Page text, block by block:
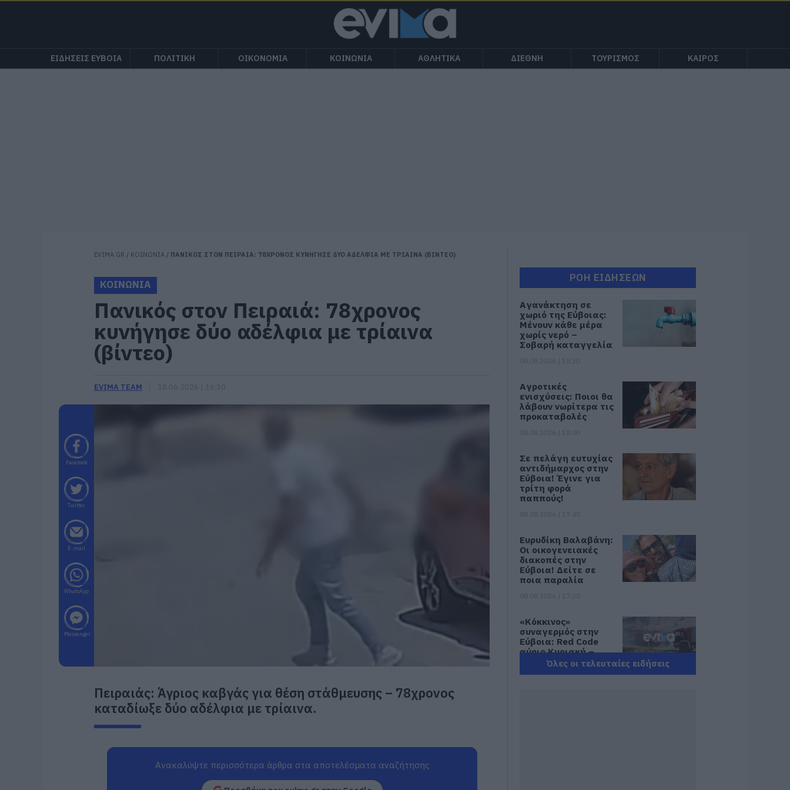
ΕΙΔΗΣΕΙΣ ΕΥΒΟΙΑ ΠΟΛΙΤΙΚΗ ΟΙΚΟΝΟΜΙΑ ΚΟΙΝΩΝΙΑ ΑΘΛΗΤΙΚΑ ΔΙΕΘΝΗ ΤΟΥΡΙΣΜΟΣ ΚΑΙΡΟΣ
EVIMA.GR / ΚΟΙΝΩΝΙΑ / ΠΑΝΙΚΟΣ ΣΤΟΝ ΠΕΙΡΑΙΑ: 78ΧΡΟΝΟΣ ΚΥΝΗΓΗΣΕ ΔΥΟ ΑΔΕΛΦΙΑ ΜΕ ΤΡΙΑΙΝΑ (ΒΙΝΤΕΟ)
ΚΟΙΝΩΝΙΑ
Πανικός στον Πειραιά: 78χρονος
κυνήγησε δύο αδέλφια με τρίαινα
(βίντεο)
EVIMA TEAM
Facebook
Twitter
E-mail
WhatsApp
Messenger
Πειραιάς: Άγριος καβγάς για θέση στάθμευσης – 78χρονος
καταδίωξε δύο αδέλφια με τρίαινα.
Ανακαλύψτε περισσότερα άρθρα στα αποτελέσματα αναζήτησης
ΡΟΗ ΕΙΔΗΣΕΩΝ
Αγανάκτηση σε
χωριό της Εύβοιας:
Μένουν κάθε μέρα
χωρίς νερό –
Σοβαρή καταγγελία
Αγροτικές
ενισχύσεις: Ποιοι θα
λάβουν νωρίτερα τις
προκαταβολές
Σε πελάγη ευτυχίας
αντιδήμαρχος στην
Εύβοια! Έγινε για
τρίτη φορά
παππούς!
Ευρυδίκη Βαλαβάνη:
Οι οικογενειακές
διακοπές στην
Εύβοια! Δείτε σε
ποια παραλία
«Κόκκινος»
συναγερμός στην
Εύβοια: Red Code
αύριο Κυριακή –
Αυξημένη
ετοιμότητα παντού
Όλες οι τελευταίες ειδήσεις